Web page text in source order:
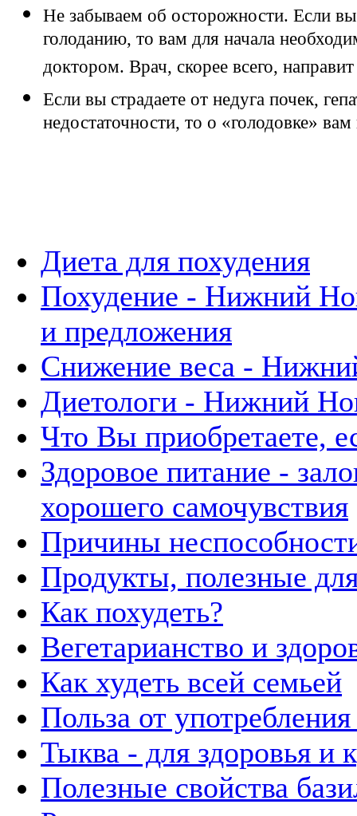
Не забываем об осторожности. Если вы
голоданию, то вам для начала
доктором. Врач, скорее всего,
Если вы страдаете от недуга почек,
недостаточности, то о «голодовке»
Диета для похудения
Похудение - Нижний
и предложения
Снижение веса -
Диетологи - Нижний
Что Вы приобретаете,
Здоровое питание -
хорошего самочувствия
Причины
Продукты, полезные
Как похудеть?
Вегетарианство и
Как худеть всей семьей
Польза от
Тыква - для здоровья и
Полезные свойства